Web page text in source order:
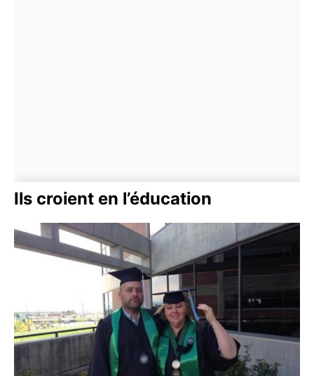
Ils croient en l’éducation